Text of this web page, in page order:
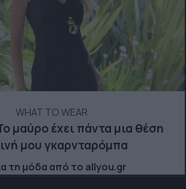
WHAT TO WEAR
μαύρο έχει πάντα μια θέση
μου γκαρνταρόμπα
τη μόδα από το allyou.gr